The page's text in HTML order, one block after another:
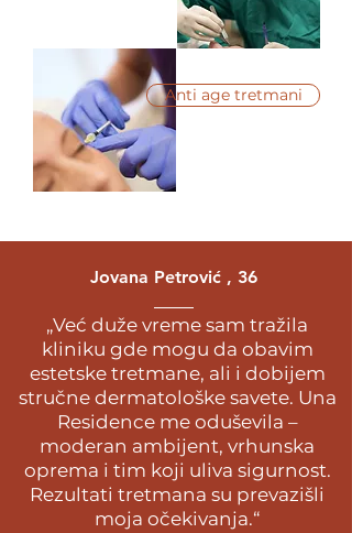
Anti age tretmani
Jovana Petrović , 36
„Već duže vreme sam tražila
kliniku gde mogu da obavim
estetske tretmane, ali i dobijem
stručne dermatološke savete. Una
Residence me oduševila –
moderan ambijent, vrhunska
oprema i tim koji uliva sigurnost.
Rezultati tretmana su prevazišli
moja očekivanja.“